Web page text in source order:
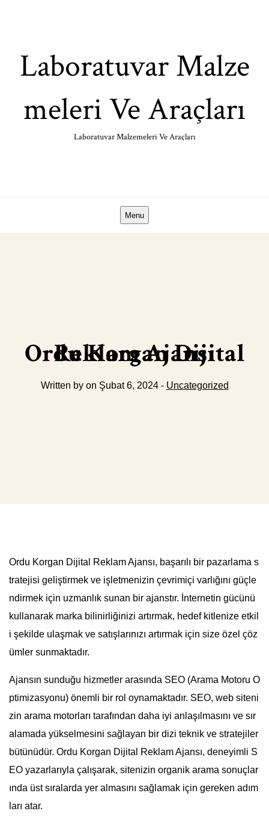
Laboratuvar Malze
meleri Ve Araçları
Laboratuvar Malzemeleri Ve Araçları
Menu
Ordu Korgan Dijital Reklam Ajansı
Written by on Şubat 6, 2024 - Uncategorized
Ordu Korgan Dijital Reklam Ajansı, başarılı bir pazarlama s
tratejisi geliştirmek ve işletmenizin çevrimiçi varlığını güçle
ndirmek için uzmanlık sunan bir ajanstır. İnternetin gücünü
kullanarak marka bilinirliğinizi artırmak, hedef kitlenize etkil
i şekilde ulaşmak ve satışlarınızı artırmak için size özel çöz
ümler sunmaktadır.
Ajansın sunduğu hizmetler arasında SEO (Arama Motoru O
ptimizasyonu) önemli bir rol oynamaktadır. SEO, web siteni
zin arama motorları tarafından daha iyi anlaşılmasını ve sır
alamada yükselmesini sağlayan bir dizi teknik ve stratejiler
bütünüdür. Ordu Korgan Dijital Reklam Ajansı, deneyimli S
EO yazarlarıyla çalışarak, sitenizin organik arama sonuçlar
ında üst sıralarda yer almasını sağlamak için gereken adım
ları atar.